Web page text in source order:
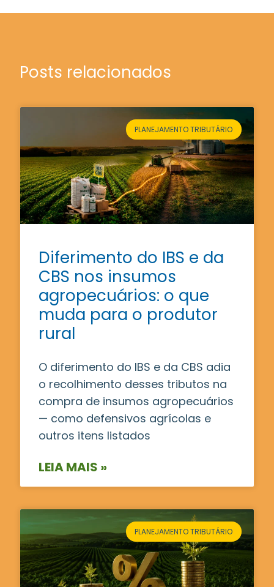
Posts relacionados
PLANEJAMENTO TRIBUTÁRIO
Diferimento do IBS e da
CBS nos insumos
agropecuários: o que
muda para o produtor
rural
O diferimento do IBS e da CBS adia
o recolhimento desses tributos na
compra de insumos agropecuários
— como defensivos agrícolas e
outros itens listados
LEIA MAIS »
PLANEJAMENTO TRIBUTÁRIO